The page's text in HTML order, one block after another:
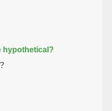
hypothetical?